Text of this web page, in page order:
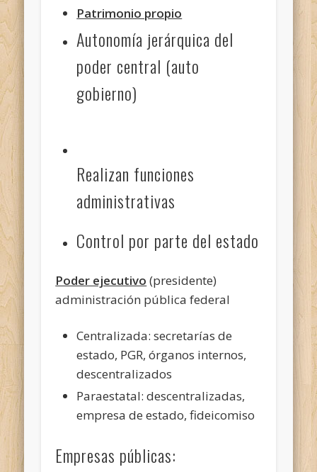
Patrimonio propio
Autonomía jerárquica del
poder central (auto
gobierno)
Realizan funciones
administrativas
Control por parte del estado
Poder ejecutivo (presidente)
administración pública federal
Centralizada: secretarías de
estado, PGR, órganos internos,
descentralizados
Paraestatal: descentralizadas,
empresa de estado, fideicomiso
Empresas públicas: